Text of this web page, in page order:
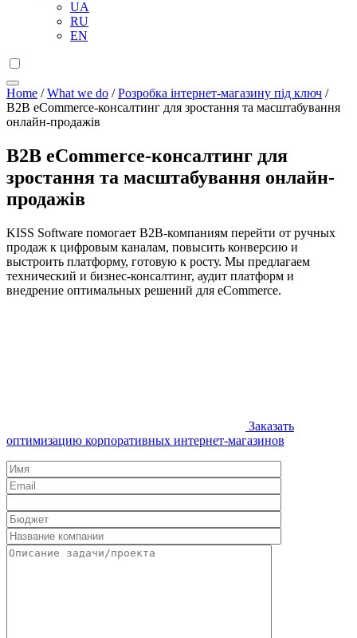
UA
RU
EN
Home /What we do /Розробка інтернет-магазину під ключ /
B2B eCommerce-консалтинг для зростання та масштабування
онлайн-продажів
B2B eCommerce-консалтинг для
зростання та масштабування онлайн-
продажів
KISS Software помогает B2B-компаниям перейти от ручных
продаж к цифровым каналам, повысить конверсию и
выстроить платформу, готовую к росту. Мы предлагаем
технический и бизнес-консалтинг, аудит платформ и
внедрение оптимальных решений для eCommerce.
Заказать
оптимизацию корпоративных интернет-магазинов